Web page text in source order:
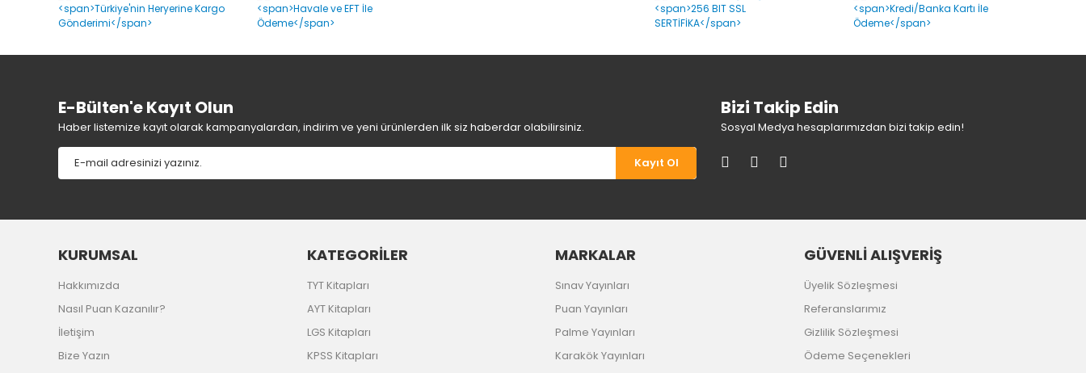
Ürün açıklamasında eksik bilgiler bulunuyor.
Ürün bilgilerinde hatalar bulunuyor.
Ürün fiyatı diğer sitelerden daha pahalı.
E-Bülten'e Kayıt Olun
Haber listemize kayıt olarak kampanyalardan, indirim ve yeni ürünlerden ilk siz haberdar olabilirsiniz.
Kayıt Ol
Bizi Takip Edin
Sosyal Medya hesaplarımızdan bizi takip edin!
KURUMSAL
Hakkımızda
Nasıl Puan Kazanılır?
İletişim
Bize Yazın
KATEGORİLER
TYT Kitapları
AYT Kitapları
LGS Kitapları
KPSS Kitapları
MARKALAR
Sınav Yayınları
Puan Yayınları
Palme Yayınları
Karakök Yayınları
GÜVENLİ ALIŞVERİŞ
Üyelik Sözleşmesi
Referanslarımız
Gizlilik Sözleşmesi
Ödeme Seçenekleri